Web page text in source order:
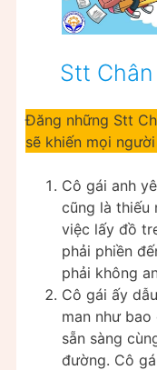
Stt
Đăng những Stt
sẽ khiến mọi
Cô gái anh
cũng là thiếu
việc lấy đồ
phải phiền
phải không
Cô gái ấy
man như
sẵn sàng
đường. Cô